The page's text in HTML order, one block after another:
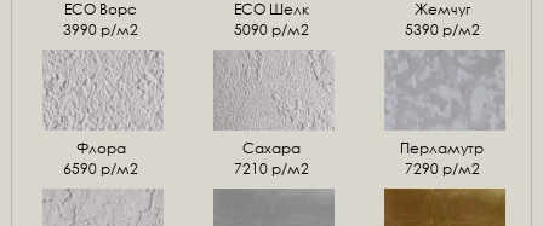
ЕСО Ворс
3990 р/м2
ЕСО Шелк
5090 р/м2
Жемчуг
5390 р/м2
Флора
6590 р/м2
Сахара
7210 р/м2
Перламутр
7290 р/м2